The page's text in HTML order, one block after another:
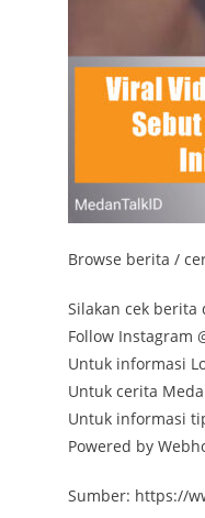
Browse berita /
Silakan cek
Follow Instagram
Untuk informasi
Untuk cerita
Untuk informasi
Powered by
Sumber: https://